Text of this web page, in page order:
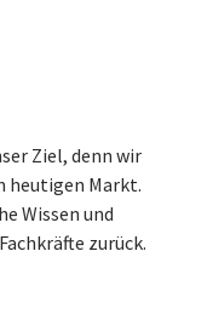
Ziel, denn wir
heutigen Markt.
Wissen und
zurück.